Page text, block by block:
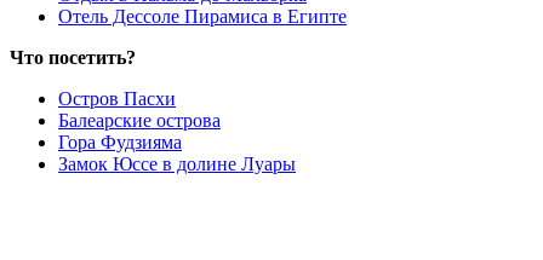
Отель Дессоле Пирамиса в Египте
Что посетить?
Остров Пасхи
Балеарские острова
Гора Фудзияма
Замок Юссе в долине Луары